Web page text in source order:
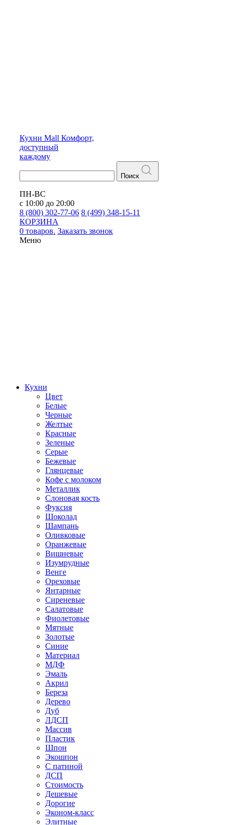
Кухни Mall Комфорт,
доступный
каждому
Поиск
ПН-ВС
с 10:00 до 20:00
8 (800) 302-77-06 8 (499) 348-15-11
КОРЗИНА
0 товаров. Заказать звонок
Меню
Кухни
Цвет
Белые
Черные
Желтые
Красные
Зеленые
Серые
Бежевые
Глянцевые
Кофе с молоком
Металлик
Слоновая кость
Фуксия
Шоколад
Шампань
Оливковые
Оранжевые
Вишневые
Изумрудные
Венге
Ореховые
Янтарные
Сиреневые
Салатовые
Фиолетовые
Мятные
Золотые
Синие
Материал
МДФ
Эмаль
Акрил
Береза
Дерево
Дуб
ЛДСП
Массив
Пластик
Шпон
Экошпон
С патиной
ДСП
Стоимость
Дешевые
Дорогие
Эконом-класс
Элитные